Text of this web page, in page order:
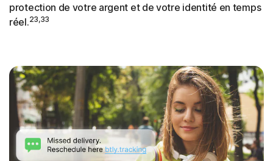
protection de votre argent et de votre identité en temps
réel.23,33